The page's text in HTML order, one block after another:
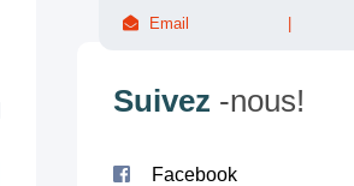
Email
Suivez -nous!
Facebook